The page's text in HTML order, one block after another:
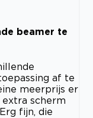
beamer te
af te
meerprijs er
scherm
fijn, die